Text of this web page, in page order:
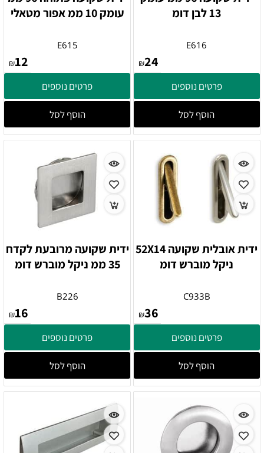
13 לבן דומ
E616
₪24
פרטים נוספים
הוסף לסל
עומק 10 ממ אפור מטאלי
E615
₪12
פרטים נוספים
הוסף לסל
ידית אובלית שקועה 52X14
ניקל מוברש דומ
C933B
₪36
פרטים נוספים
הוסף לסל
ידית שקועה מרובעת לקדח
35 ממ ניקל מוברש דומ
B226
₪16
פרטים נוספים
הוסף לסל